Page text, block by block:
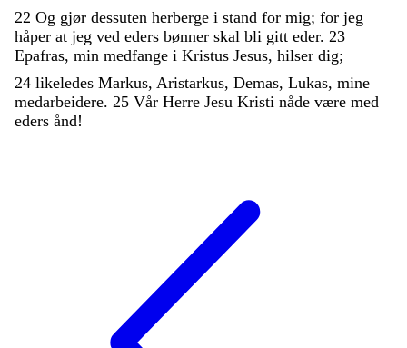
22 Og gjør dessuten herberge i stand for mig; for jeg
håper at jeg ved eders bønner skal bli gitt eder. 23
Epafras, min medfange i Kristus Jesus, hilser dig;
24 likeledes Markus, Aristarkus, Demas, Lukas, mine
medarbeidere. 25 Vår Herre Jesu Kristi nåde være med
eders ånd!